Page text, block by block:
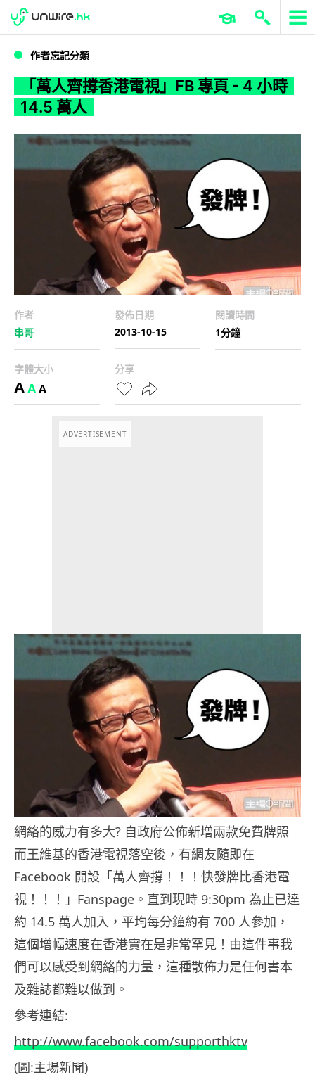
WWDC 2026 ERP 與商業 AI
作者忘記分類
「萬人齊撐香港電視」FB 專頁 - 4 小時
14.5 萬人
作者
串哥
發佈日期
2013-10-15
閱讀時間
1分鐘
字體大小
AAA
分享
ADVERTISEMENT
網絡的威力有多大? 自政府公佈新增兩款免費牌照
而王維基的香港電視落空後，有網友隨即在
Facebook 開設「萬人齊撐！！！快發牌比香港電
視！！！」Fanspage。直到現時 9:30pm 為止已達
約 14.5 萬人加入，平均每分鐘約有 700 人參加，
這個增幅速度在香港實在是非常罕見！由這件事我
們可以感受到網絡的力量，這種散佈力是任何書本
及雜誌都難以做到。
參考連結:
http://www.facebook.com/supporthktv
(圖:主場新聞)